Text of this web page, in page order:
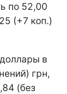
по 52,00
(+7 коп.)
в
грн,
(без